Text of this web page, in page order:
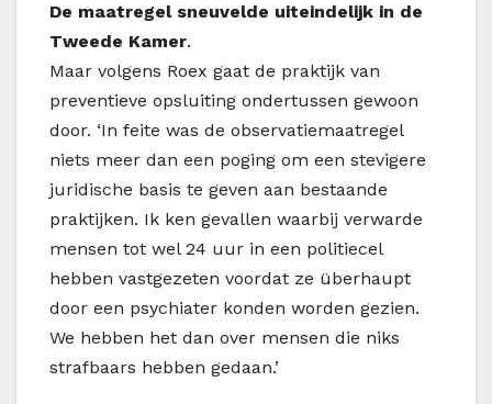
De maatregel sneuvelde uiteindelijk in de
Tweede Kamer.
Maar volgens Roex gaat de praktijk van
preventieve opsluiting ondertussen gewoon
door. ‘In feite was de observatiemaatregel
niets meer dan een poging om een stevigere
juridische basis te geven aan bestaande
praktijken. Ik ken gevallen waarbij verwarde
mensen tot wel 24 uur in een politiecel
hebben vastgezeten voordat ze überhaupt
door een psychiater konden worden gezien.
We hebben het dan over mensen die niks
strafbaars hebben gedaan.’